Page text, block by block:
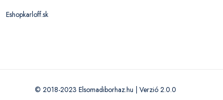
Eshopkarloff.sk
© 2018-2023 Elsomadiborhaz.hu | Verzió 2.0.0